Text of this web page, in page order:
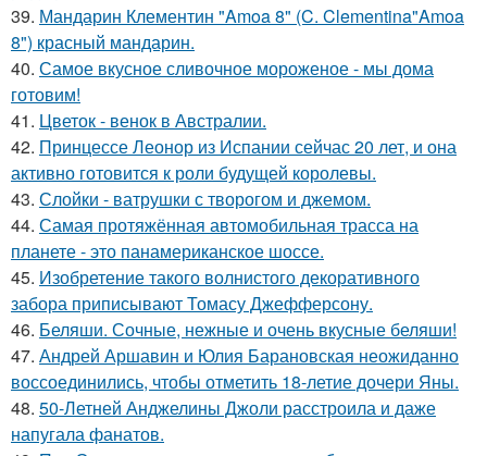
39. Мандарин Клементин "Amoa 8" (C. Clementina"Amoa
8") красный мандарин.
40. Самое вкусное сливочное мороженое - мы дома
готовим!
41. Цветок - венок в Австралии.
42. Принцессе Леонор из Испании сейчас 20 лет, и она
активно готовится к роли будущей королевы.
43. Слойки - ватрушки с творогом и джемом.
44. Самая протяжённая автомобильная трасса на
планете - это панамериканское шоссе.
45. Изобретение такого волнистого декоративного
забора приписывают Томасу Джефферсону.
46. Беляши. Сочные, нежные и очень вкусные беляши!
47. Андрей Аршавин и Юлия Барановская неожиданно
воссоединились, чтобы отметить 18-летие дочери Яны.
48. 50-Летней Анджелины Джоли расстроила и даже
напугала фанатов.